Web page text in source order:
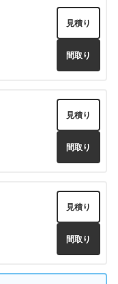
見積り
間取り
見積り
間取り
見積り
間取り